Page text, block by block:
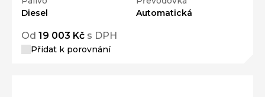
Diesel
Automatická
Od 19 003 Kč s DPH
Přidat k porovnání